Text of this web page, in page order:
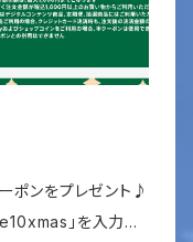
ポンをプレゼント♪
」を入力し